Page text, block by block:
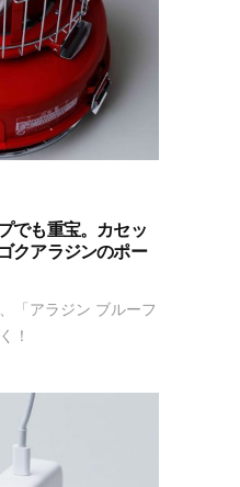
でも重宝。カセッ
クアラジンのポー
「アラジン ブルーフ
！